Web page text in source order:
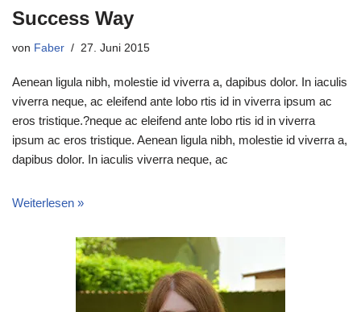
Success Way
von Faber 27. Juni 2015
Aenean ligula nibh, molestie id viverra a, dapibus dolor. In iaculis
viverra neque, ac eleifend ante lobo rtis id in viverra ipsum ac
eros tristique.?neque ac eleifend ante lobo rtis id in viverra
ipsum ac eros tristique. Aenean ligula nibh, molestie id viverra a,
dapibus dolor. In iaculis viverra neque, ac
Weiterlesen »